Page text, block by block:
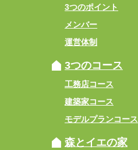
3つのポイント
メンバー
運営体制
3つのコース
工務店コース
建築家コース
モデルプランコース
森とイエの家